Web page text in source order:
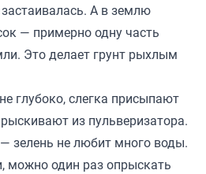
А в землю
— примерно одну часть
Это делает грунт рыхлым
глубоко, слегка присыпают
из пульверизатора.
зелень не любит много воды.
можно один раз опрыскать